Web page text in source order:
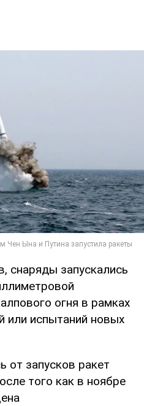
снаряды запускались
огня в рамках
или испытаний новых
запусков ракет
того как в ноябре